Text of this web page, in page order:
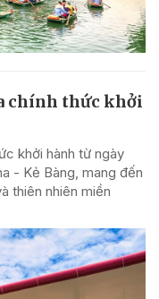
chính thức khởi
khởi hành từ ngày
- Kẻ Bàng, mang đến
thiên nhiên miền